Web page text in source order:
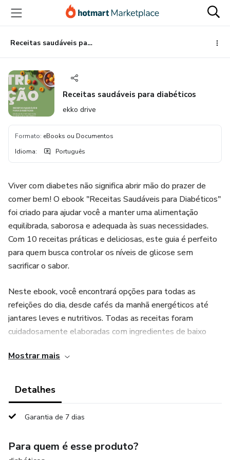
para
conteúdo
principal
para
pagamento
para
rodapé
Receitas saudáveis para diabéticos
Receitas saudáveis para diabéticos
ekko drive
Formato: eBooks ou Documentos
Idioma: Português
Viver com diabetes não significa abrir mão do prazer de
comer bem! O ebook "Receitas Saudáveis para Diabéticos"
foi criado para ajudar você a manter uma alimentação
equilibrada, saborosa e adequada às suas necessidades.
Com 10 receitas práticas e deliciosas, este guia é perfeito
para quem busca controlar os níveis de glicose sem
sacrificar o sabor.
Neste ebook, você encontrará opções para todas as
refeições do dia, desde cafés da manhã energéticos até
jantares leves e nutritivos. Todas as receitas foram
cuidadosamente elaboradas com ingredientes de baixo
manter sua saúde em dia.
O que você vai encontrar no ebook:
Espinafre e Queijo Light ou um Smoothie de Abacate com
glicose.
Mostrar mais
Detalhes
Garantia de 7 dias
Para quem é esse produto?